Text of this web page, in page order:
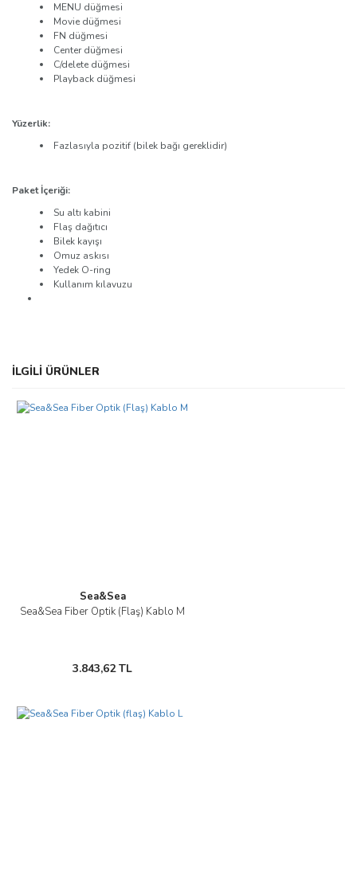
MENU düğmesi
Movie düğmesi
FN düğmesi
Center düğmesi
C/delete düğmesi
Playback düğmesi
Yüzerlik:
Fazlasıyla pozitif (bilek bağı gereklidir)
Paket İçeriği:
Su altı kabini
Flaş dağıtıcı
Bilek kayışı
Omuz askısı
Yedek O-ring
Kullanım kılavuzu
Bu ürünün fiyat bilgisi, resim, ürün açıklamalarında ve diğer
konularda yetersiz gördüğünüz noktaları öneri formunu kullanarak
Görüş ve önerileriniz için teşekkür ederiz.
İLGİLİ ÜRÜNLER
Sea&Sea
Sea&Sea Fiber Optik (Flaş) Kablo M
3.843,62 TL